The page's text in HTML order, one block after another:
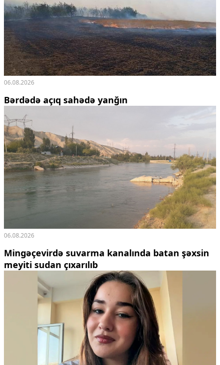
06.08.2026
Bərdədə açıq sahədə yanğın
06.08.2026
Mingəçevirdə suvarma kanalında batan şəxsin
meyiti sudan çıxarılıb